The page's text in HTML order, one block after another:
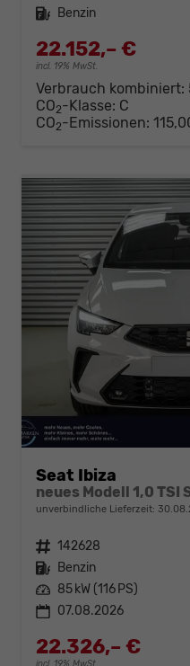
Kraftstoff Benzin
22.152,– €
incl. 19% MwSt.
Verbrauch kombiniert:
CO2-Klasse: C
CO2-Emissionen:
Seat Ibiza
neues Modell 1,0 TSI
unverbindliche Lieferzeit:
Fahrzeugnr. 142628
Kraftstoff Benzin
Leistung 85 kW (116 PS)
07.08.2026
22.326,– €